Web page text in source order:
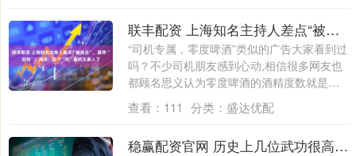
联丰配资 上海知名主持人差点“被违法”，直呼“后怕”！网友：这个“坑”真的太害人了
“司机专属，零度啤酒”类似的广告大家看到过
吗？不少司机朋友感到心动,相信很多网友也
都顾名思义认为零度啤酒的酒精度数就是
零....
查看： 111 分类： 盛达优配
稳赢配资官网 历史上几位武功很高的帝王君主，霸王项羽上榜，榜首想不到